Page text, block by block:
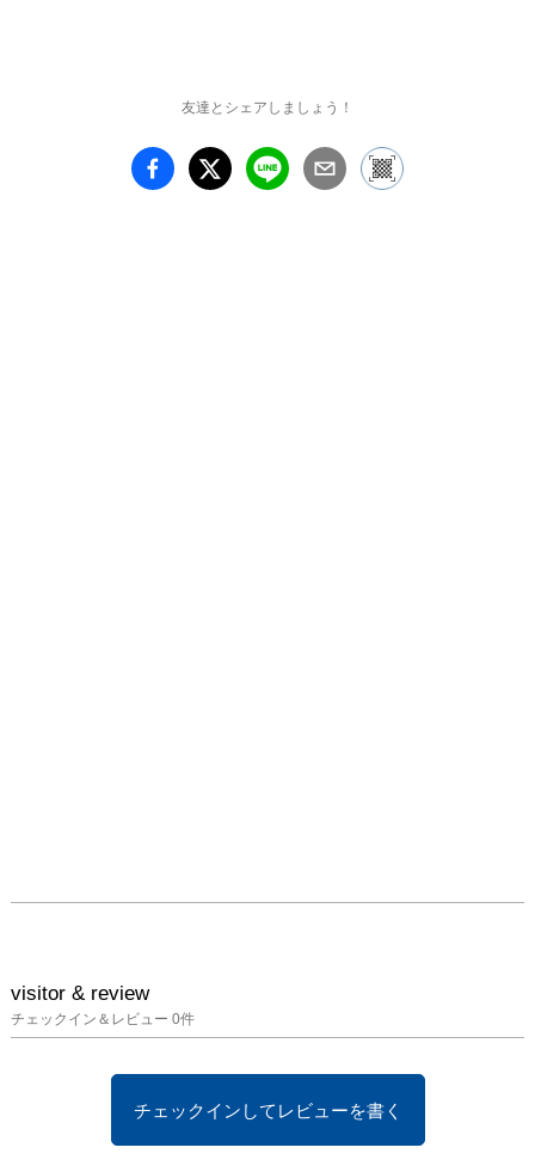
友達とシェアしましょう！
visitor & review
チェックイン＆レビュー 0件
チェックインしてレビューを書く